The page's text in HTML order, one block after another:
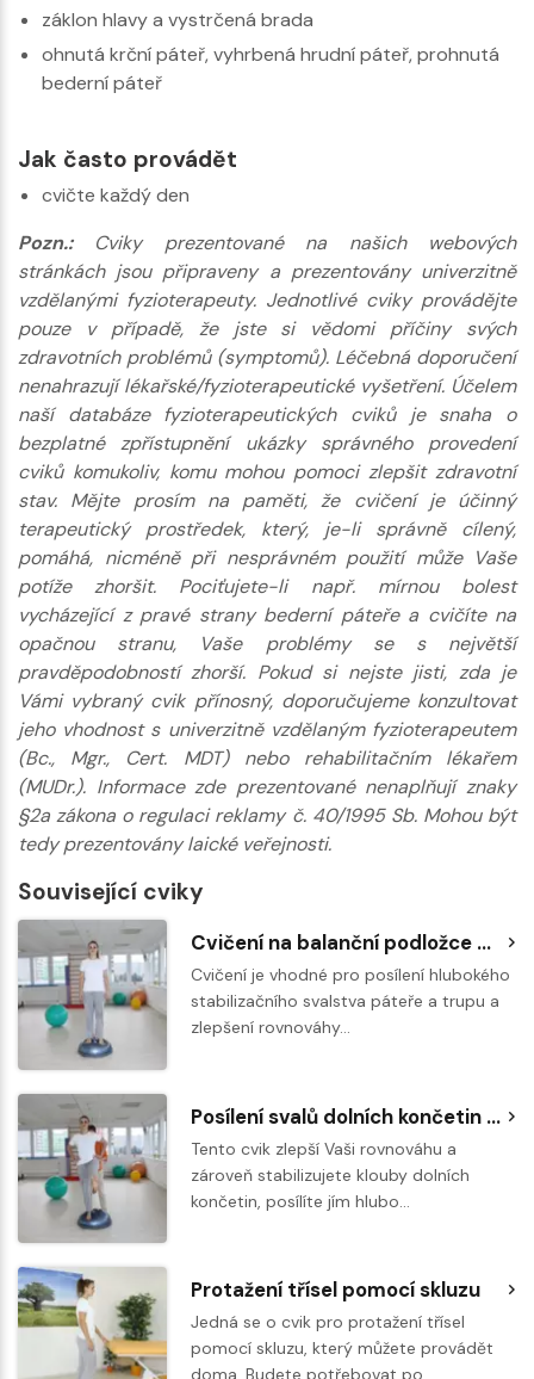
záklon hlavy a vystrčená brada
ohnutá krční páteř, vyhrbená hrudní páteř, prohnutá
bederní páteř
Jak často provádět
cvičte každý den
Pozn.: Cviky prezentované na našich webových
stránkách jsou připraveny a prezentovány univerzitně
vzdělanými fyzioterapeuty. Jednotlivé cviky provádějte
pouze v případě, že jste si vědomi příčiny svých
zdravotních problémů (symptomů). Léčebná doporučení
nenahrazují lékařské/fyzioterapeutické vyšetření. Účelem
naší databáze fyzioterapeutických cviků je snaha o
bezplatné zpřístupnění ukázky správného provedení
cviků komukoliv, komu mohou pomoci zlepšit zdravotní
stav. Mějte prosím na paměti, že cvičení je účinný
terapeutický prostředek, který, je-li správně cílený,
pomáhá, nicméně při nesprávném použití může Vaše
potíže zhoršit. Pociťujete-li např. mírnou bolest
vycházející z pravé strany bederní páteře a cvičíte na
opačnou stranu, Vaše problémy se s největší
pravděpodobností zhorší. Pokud si nejste jisti, zda je
Vámi vybraný cvik přínosný, doporučujeme konzultovat
jeho vhodnost s univerzitně vzdělaným fyzioterapeutem
(Bc., Mgr., Cert. MDT) nebo rehabilitačním lékařem
(MUDr.). Informace zde prezentované nenaplňují znaky
§2a zákona o regulaci reklamy č. 40/1995 Sb. Mohou být
tedy prezentovány laické veřejnosti.
Související cviky
Cvičení na balanční podložce BOSU - stoj s rozpažením a rotací trupu
Cvičení je vhodné pro posílení hlubokého
stabilizačního svalstva páteře a trupu a
zlepšení rovnováhy…
Posílení svalů dolních končetin a stabilizace ve stoji na BOSU
Tento cvik zlepší Vaši rovnováhu a
zároveň stabilizujete klouby dolních
končetin, posílíte jím hlubo…
Protažení třísel pomocí skluzu
Jedná se o cvik pro protažení třísel
pomocí skluzu, který můžete provádět
doma. Budete potřebovat po…